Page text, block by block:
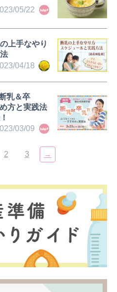
05/22
04/18
上手なやり
03/09
乳＆卒
方と実践法
2 3 →